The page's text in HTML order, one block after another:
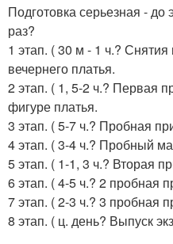
Подготовка серьезная - до
раз?
1 этап. ( 30 м - 1 ч.?
вечернего платья.
2 этап. ( 1, 5-2 ч.? Первая
фигуре платья.
3 этап. ( 5-7 ч.? Пробная
4 этап. ( 3-4 ч.? Пробный
5 этап. ( 1-1, 3 ч.? Вторая
6 этап. ( 4-5 ч.? 2 пробная
7 этап. ( 2-3 ч.? 3 пробная
8 этап. ( ц. день? Выпуск